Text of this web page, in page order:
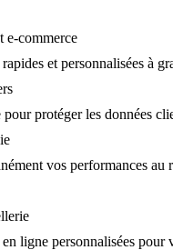
e-commerce
et personnalisées à
pour protéger les données
vos performances au
ligne personnalisées pour